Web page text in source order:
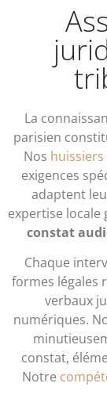
La
parisien
Nos
exigences
adaptent
expertise
constat
Chaque
formes légales
verbaux
numériques.
constat,
Notre